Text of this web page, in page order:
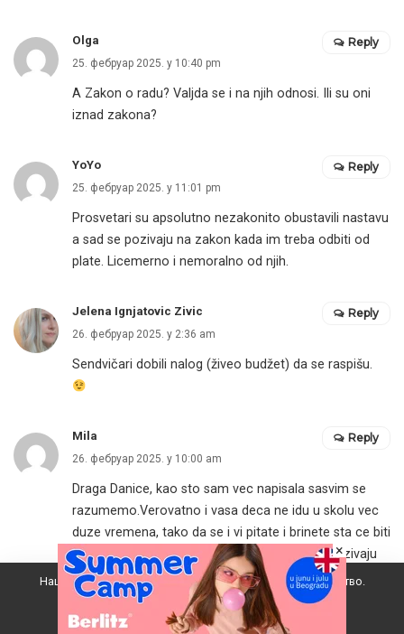
Olga
25. фебруар 2025. у 10:40 pm
A Zakon o radu? Valjda se i na njih odnosi. Ili su oni
iznad zakona?
Reply
YoYo
25. фебруар 2025. у 11:01 pm
Prosvetari su apsolutno nezakonito obustavili nastavu
a sad se pozivaju na zakon kada im treba odbiti od
plate. Licemerno i nemoralno od njih.
Reply
Jelena Ignjatovic Zivic
26. фебруар 2025. у 2:36 am
Sendvičari dobili nalog (živeo budžet) da se raspišu.
Reply
Mila
26. фебруар 2025. у 10:00 am
Draga Danice, kao sto sam vec napisala sasvim se
razumemo.Verovatno i vasa deca ne idu u skolu vec
duze vremena, tako da se i vi pitate i brinete sta ce biti
dalje. U svakom slucaju posto se prosvetari pozivaju
na zakon i smatraju da imaju prava da koriste decu
zarad ostvarenja svojih interesa, vreme je da se i mi
roditelji organizujemo i reagujemo, postujuci isti taj
Reply
Наш вебсајт користи колачиће да побољша ваше искуство.
Прихватам
×